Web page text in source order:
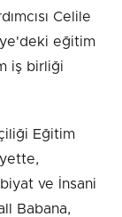
Celile
eğitim
iş birliği
Eğitim
ve İnsani
Babana,